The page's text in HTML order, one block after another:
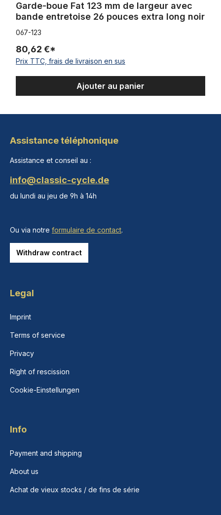
Garde-boue Fat 123 mm de largeur avec
bande entretoise 26 pouces extra long noir
067-123
80,62 €*
Prix TTC, frais de livraison en sus
Ajouter au panier
Assistance téléphonique
Assistance et conseil au :
info@classic-cycle.de
du lundi au jeu de 9h à 14h
Ou via notre formulaire de contact.
Withdraw contract
Legal
Imprint
Terms of service
Privacy
Right of rescission
Cookie-Einstellungen
Info
Payment and shipping
About us
Achat de vieux stocks / de fins de série